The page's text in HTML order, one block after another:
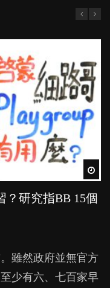
？研究指BB 15個
雖然政府並無官方
少有六、七百家早
發學習取代獎勵
課程，學生以遊
亦明顯比其他小朋
與在職媽媽的壓
：究竟全職好，還
的獨特狀況和考慮
有自殺，或傷害小
抑鬱往往難以察
？｜別忽視父母
，如何做到正向
棄自己的嗜好、減